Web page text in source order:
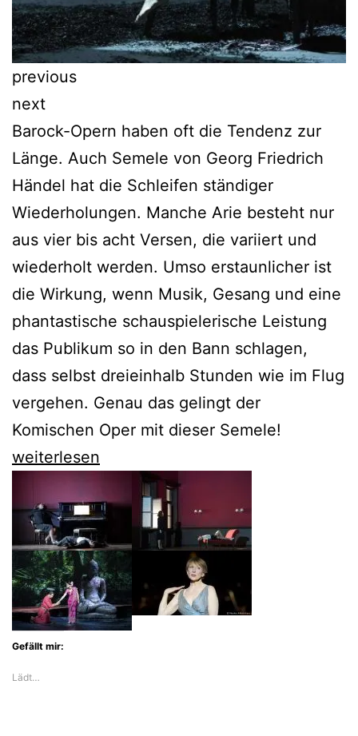
previous
next
Barock-Opern haben oft die Tendenz zur
Länge. Auch Semele von Georg Friedrich
Händel hat die Schleifen ständiger
Wiederholungen. Manche Arie besteht nur
aus vier bis acht Versen, die variiert und
wiederholt werden. Umso erstaunlicher ist
die Wirkung, wenn Musik, Gesang und eine
phantastische schauspielerische Leistung
das Publikum so in den Bann schlagen,
dass selbst dreieinhalb Stunden wie im Flug
vergehen. Genau das gelingt der
Komischen Oper mit dieser Semele!
Nicole
Chevalier
triumphiert
als
Semele
an
der
Komischen
Oper
weiterlesen
Gefällt mir:
Lädt…